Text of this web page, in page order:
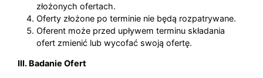
złożonych ofertach.
Oferty złożone po terminie nie będą rozpatrywane.
Oferent może przed upływem terminu składania
ofert zmienić lub wycofać swoją ofertę.
III. Badanie Ofert